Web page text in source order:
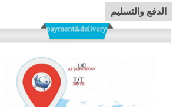
الدفع والتسليم